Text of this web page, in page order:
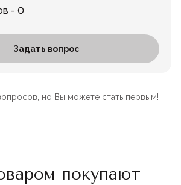
- 0
Задать вопрос
но Вы можете стать первым!
покупают